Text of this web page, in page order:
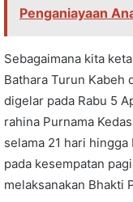
Penganiayaan
Sebagaimana kita
Bathara Turun Kabeh
digelar pada Rabu 5
rahina Purnama
selama 21 hari
pada kesempatan
melaksanakan Bhakti